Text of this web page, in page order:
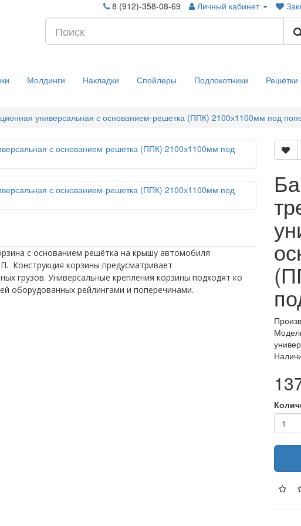
8 (912)-358-08-69 Личный кабинет
Молдинги Накладки Спойлеры Подлокотники Решётки
универсальная с основанием-решетка (ППК) 2100х1100мм под
с основанием решётка на крышу автомобиля
Конструкция корзины предусматривает
грузов. Универсальные крепления корзины подходят ко
оборудованных рейлингами и поперечинами.